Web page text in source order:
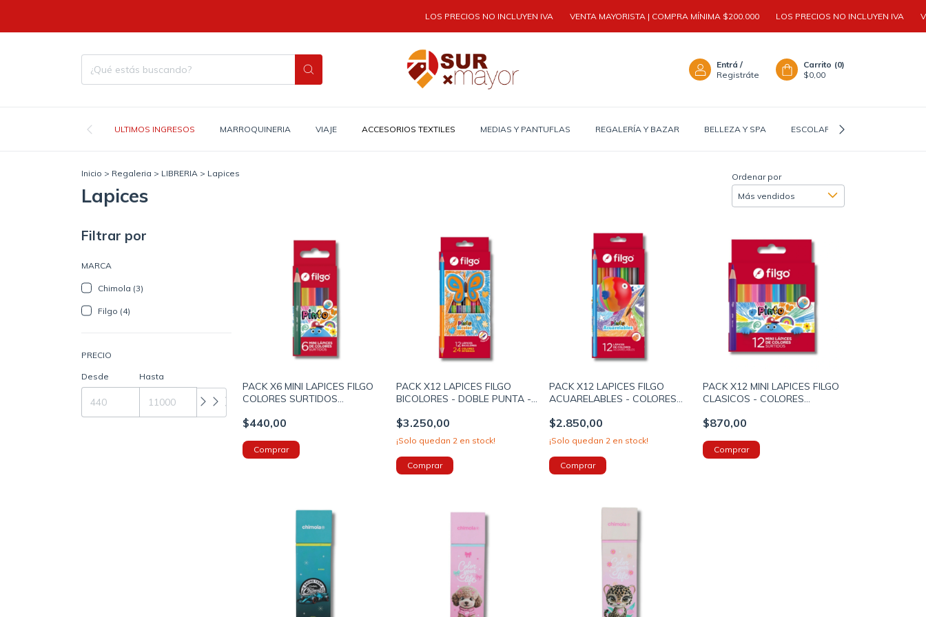
LOS PRECIOS NO INCLUYEN IVA VENTA MAYORISTA | COMPRA MÍNIMA $200.000 LOS PRECIOS NO INCLUYEN IVA
Entrá /
Registráte
Carrito (0)
$0,00
ULTIMOS INGRESOS MARROQUINERIA VIAJE ACCESORIOS TEXTILES MEDIAS Y PANTUFLAS REGALERÍA Y BAZAR BELLEZA Y SPA ESCOLAR Y TEEN
Inicio > Regaleria > LIBRERIA > Lapices
Lapices
Ordenar por
Filtrar por
MARCA
Chimola (3)
Filgo (4)
PRECIO
Desde Hasta
PACK X6 MINI LAPICES FILGO
COLORES SURTIDOS
$440,00
PACK X12 LAPICES FILGO
BICOLORES - DOBLE PUNTA -
(FIPN401BIC12)
$3.250,00
¡Solo quedan 2en stock!
PACK X12 LAPICES FILGO
ACUARELABLES - COLORES
$2.850,00
¡Solo quedan 2 en stock!
PACK X12 MINI LAPICES FILGO
CLASICOS - COLORES
$870,00